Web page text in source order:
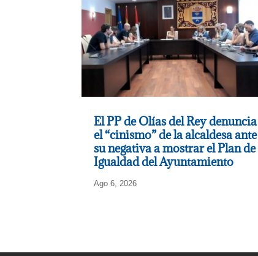
El PP de Olías del Rey denuncia
el “cinismo” de la alcaldesa ante
su negativa a mostrar el Plan de
Igualdad del Ayuntamiento
Ago 6, 2026